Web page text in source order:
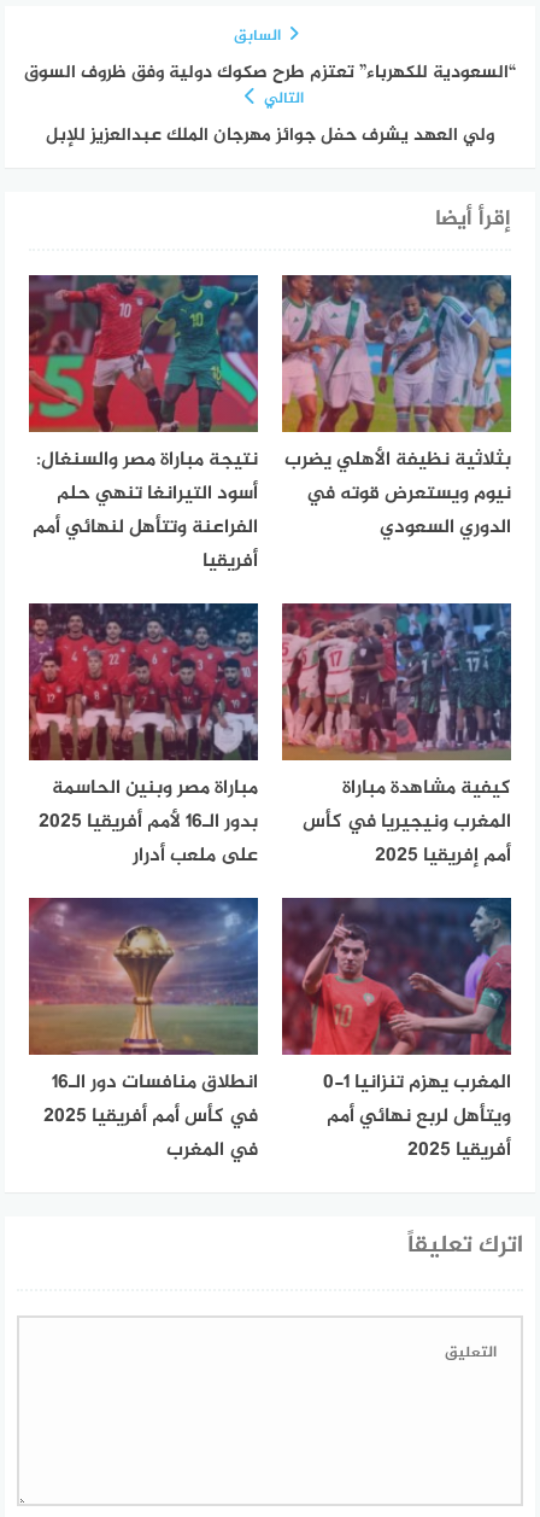
السابق
“السعودية للكهرباء” تعتزم طرح صكوك دولية وفق ظروف السوق
التالي
ولي العهد يشرف حفل جوائز مهرجان الملك عبدالعزيز للإبل
إقرأ أيضا
بثلاثية نظيفة الأهلي يضرب
نيوم ويستعرض قوته في
الدوري السعودي
نتيجة مباراة مصر والسنغال:
أسود التيرانغا تنهي حلم
الفراعنة وتتأهل لنهائي أمم
أفريقيا
كيفية مشاهدة مباراة
المغرب ونيجيريا في كأس
أمم إفريقيا 2025
مباراة مصر وبنين الحاسمة
بدور الـ16 لأمم أفريقيا 2025
على ملعب أدرار
المغرب يهزم تنزانيا 1-0
ويتأهل لربع نهائي أمم
أفريقيا 2025
انطلاق منافسات دور الـ16
في كأس أمم أفريقيا 2025
في المغرب
اترك تعليقاً